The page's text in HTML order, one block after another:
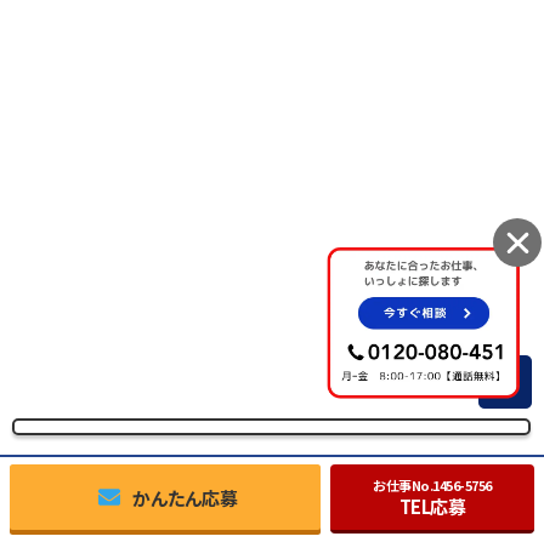
お仕事No.1456-5756
TEL応募
かんたん応募
TOP